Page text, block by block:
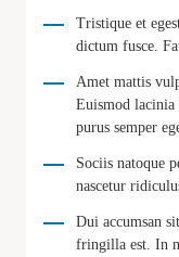
Tristique et
dictum fusce.
Amet mattis
Euismod lacinia
purus semper
Sociis natoque
nascetur
Dui accumsan
fringilla est. In